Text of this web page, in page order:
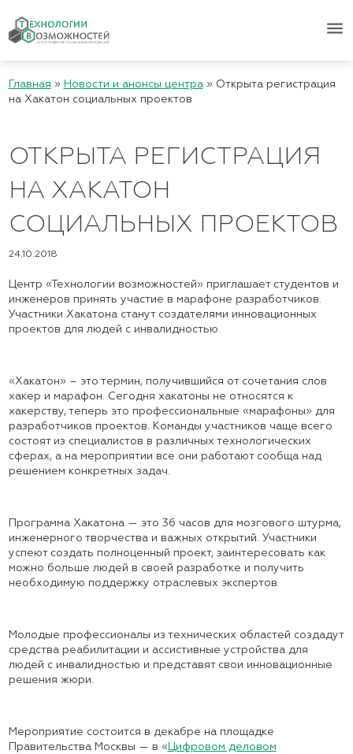
menu
Главная » Новости и анонсы центра» Открыта регистрация
на Хакатон социальных проектов
ОТКРЫТА РЕГИСТРАЦИЯ
НА ХАКАТОН
СОЦИАЛЬНЫХ ПРОЕКТОВ
24.10.2018
Центр «Технологии возможностей» приглашает студентов и
инженеров принять участие в марафоне разработчиков.
Участники Хакатона станут создателями инновационных
проектов для людей с инвалидностью.
«Хакатон» – это термин, получившийся от сочетания слов
хакер и марафон. Сегодня хакатоны не относятся к
хакерству, теперь это профессиональные «марафоны» для
разработчиков проектов. Команды участников чаще всего
состоят из специалистов в различных технологических
сферах, а на мероприятии все они работают сообща над
решением конкретных задач.
Программа Хакатона — это 36 часов для мозгового штурма,
инженерного творчества и важных открытий. Участники
успеют создать полноценный проект, заинтересовать как
можно больше людей в своей разработке и получить
необходимую поддержку отраслевых экспертов.
Молодые профессионалы из технических областей создадут
средства реабилитации и ассистивные устройства для
людей с инвалидностью и представят свои инновационные
решения жюри.
Мероприятие состоится в декабре на площадке
Правительства Москвы — в « Цифровом деловом